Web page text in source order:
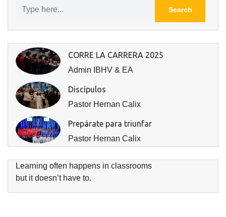
CORRE LA CARRERA 2025
Admin IBHV & EA
Discípulos
Pastor Hernan Calix
Prepárate para triunfar
Pastor Hernan Calix
Learning often happens in classrooms
but it doesn’t have to.